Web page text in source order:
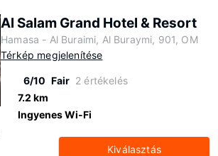
Al Salam Grand Hotel & Resort
Hamasa - Al Buraimi, Al Buraymi, 901, OM
Térkép megjelenítése
6/10 Fair 2 értékelés
7.2 km
Ingyenes Wi-Fi
Kiválasztás